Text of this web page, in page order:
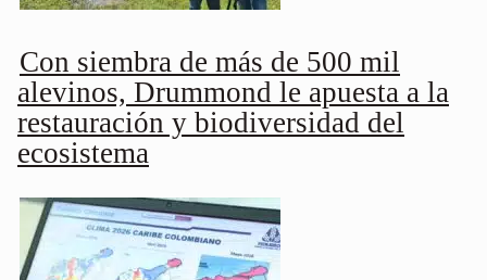
Con siembra de más de 500 mil
alevinos, Drummond le apuesta a la
restauración y biodiversidad del
ecosistema